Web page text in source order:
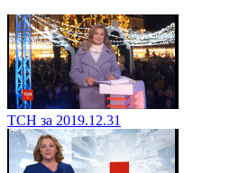
ТСН за 2019.12.31